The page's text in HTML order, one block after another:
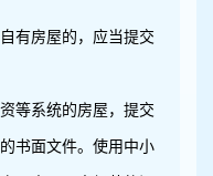
有房屋的，应当提交
等系统的房屋，提交
书面文件。使用中小